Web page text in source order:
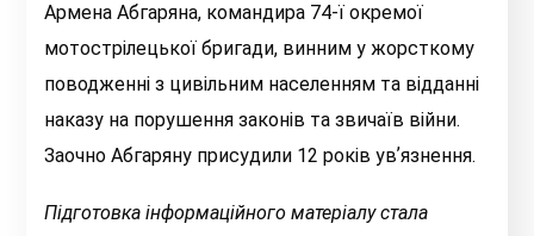
Армена Абгаряна, командира 74-ї окремої
мотострілецької бригади, винним у жорсткому
поводженні з цивільним населенням та відданні
наказу на порушення законів та звичаїв війни.
Заочно Абгаряну присудили 12 років увʼязнення.
Підготовка інформаційного матеріалу стала